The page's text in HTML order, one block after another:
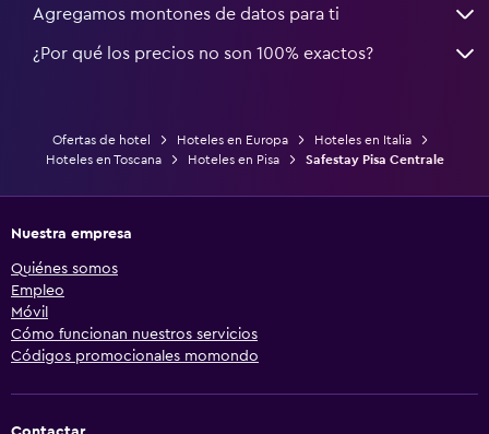
Agregamos montones de datos para ti
¿Por qué los precios no son 100% exactos?
Ofertas de hotel Hoteles en Europa
Hoteles en Italia
Hoteles en Toscana
Hoteles en Pisa Safestay Pisa Centrale
Nuestra empresa
Quiénes somos
Empleo
Móvil
Cómo funcionan nuestros servicios
Códigos promocionales momondo